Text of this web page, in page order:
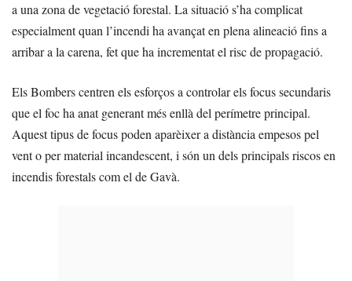
a una zona de vegetació forestal. La situació s’ha complicat
especialment quan l’incendi ha avançat en plena alineació fins a
arribar a la carena, fet que ha incrementat el risc de propagació.
Els Bombers centren els esforços a controlar els focus secundaris
que el foc ha anat generant més enllà del perímetre principal.
Aquest tipus de focus poden aparèixer a distància empesos pel
vent o per material incandescent, i són un dels principals riscos en
incendis forestals com el de Gavà.